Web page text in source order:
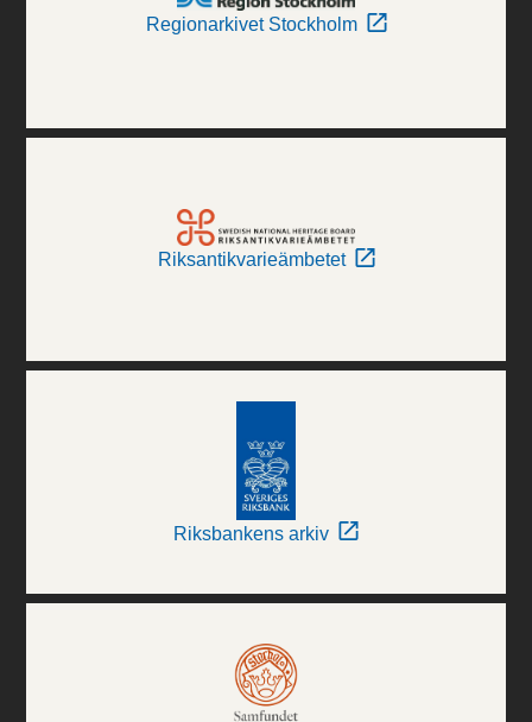
Regionarkivet Stockholm
Riksantikvarieämbetet
Riksbankens arkiv